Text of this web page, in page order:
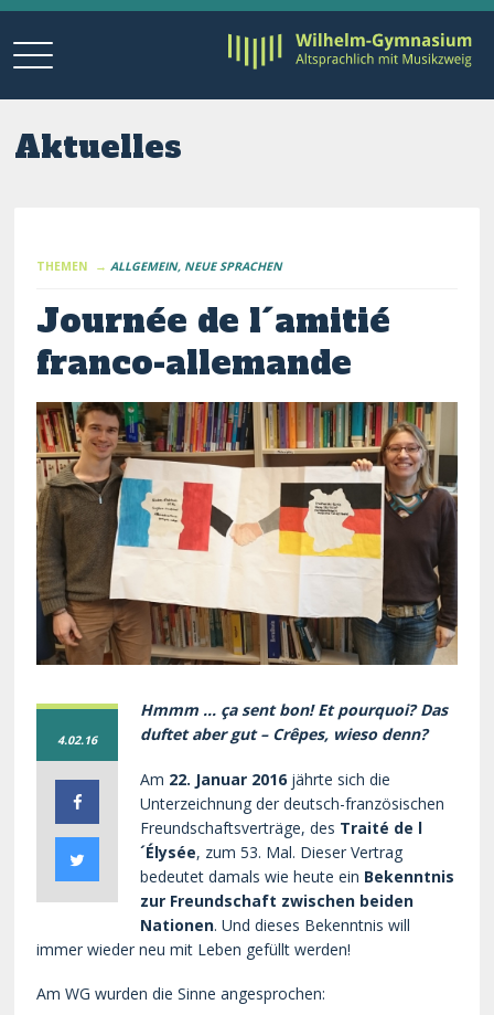
Aktuelles
THEMEN → ALLGEMEIN NEUE SPRACHEN
Journée de l´amitié
franco-allemande
4.02.16
Hmmm … ça sent bon! Et pourquoi? Das
duftet aber gut – Crêpes, wieso denn?
Am 22. Januar 2016 jährte sich die
Unterzeichnung der deutsch-französischen
Freundschaftsverträge, des Traité de l
´Élysée, zum 53. Mal. Dieser Vertrag
bedeutet damals wie heute ein Bekenntnis
zur Freundschaft zwischen beiden
Nationen. Und dieses Bekenntnis will
immer wieder neu mit Leben gefüllt werden!
Am WG wurden die Sinne angesprochen: